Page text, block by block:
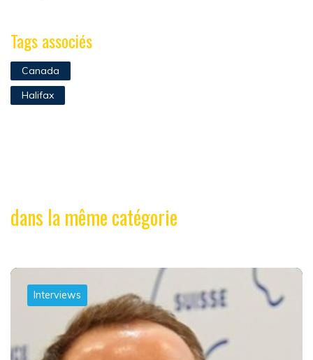
Tags associés
Canada
Halifax
dans la même catégorie
Interviews